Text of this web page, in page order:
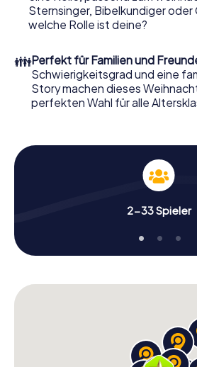
Weihnachtsmarkt von Leonding wird
Adventure zu einem Highlight.
Teambuilding und eine
Weihnachtsthematik. Gönnen Sie
einen unvergesslichen Ausklang des
unser X-Mas Adventure als
Sternsinger, Bibelkundiger oder
welche Rolle ist deine?
👪Perfekt für Familien und
Schwierigkeitsgrad und eine
Story machen dieses
perfekten Wahl für alle
2-33 Spieler